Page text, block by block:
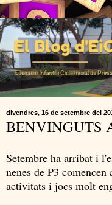
divendres, 16 de setembre del
BENVINGUTS
Setembre ha arribat i
nenes de P3
activitats i jocs molt